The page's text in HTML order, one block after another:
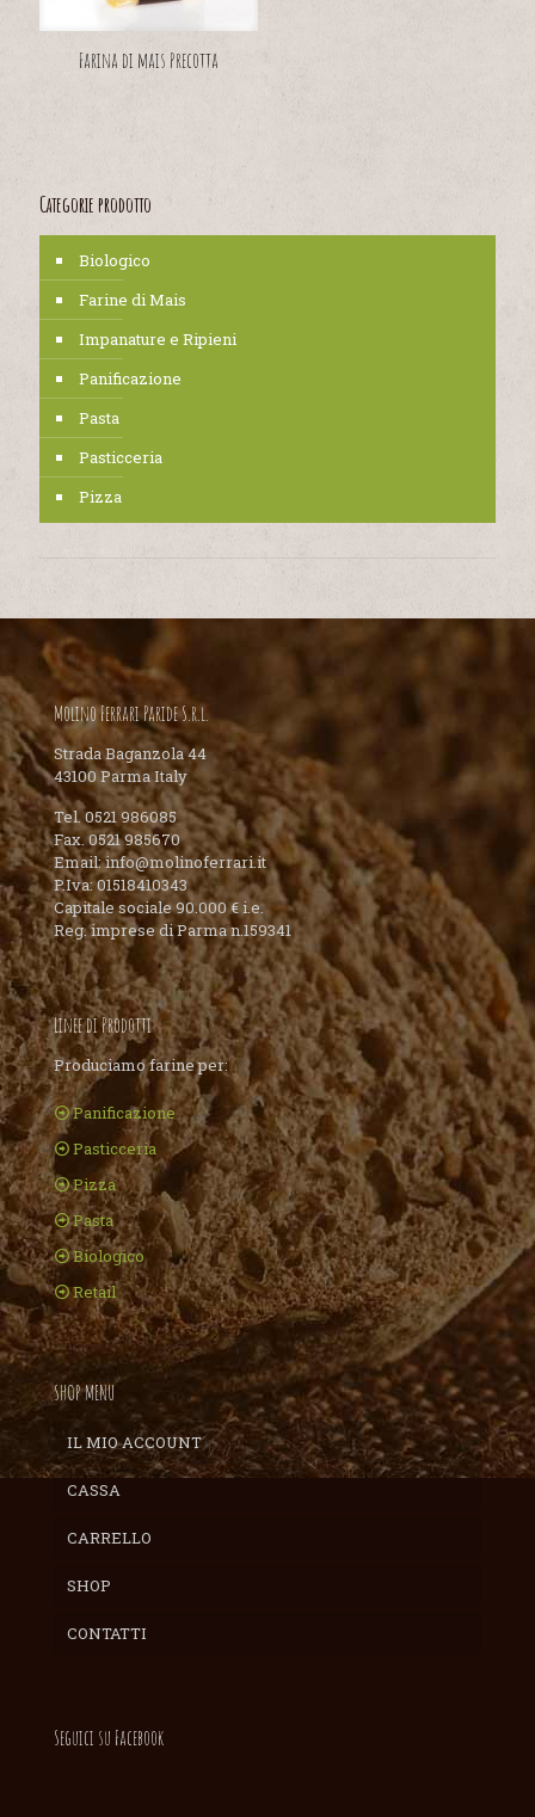
Farina di mais Precotta
Categorie prodotto
Biologico
Farine di Mais
Impanature e Ripieni
Panificazione
Pasta
Pasticceria
Pizza
Molino Ferrari Paride S.r.l.
Strada Baganzola 44
43100 Parma Italy
Tel. 0521 986085
Fax. 0521 985670
Email: info@molinoferrari.it
P.Iva: 01518410343
Capitale sociale 90.000 € i.e.
Reg. imprese di Parma n.159341
Linee di Prodotti
Produciamo farine per:
Panificazione
Pasticceria
Pizza
Pasta
Biologico
Retail
SHOP MENU
IL MIO ACCOUNT
CASSA
CARRELLO
SHOP
CONTATTI
Seguici su Facebook